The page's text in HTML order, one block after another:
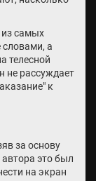
из самых
а
телесной
не рассуждает
к
за основу
это был
на экран